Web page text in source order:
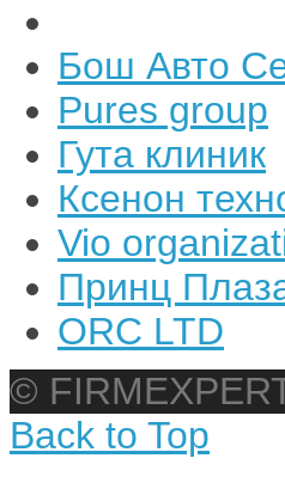
Бош Авто
Pures group
Гута клиник
Ксенон
Vio
Принц
ORC LTD
©
Back to Top